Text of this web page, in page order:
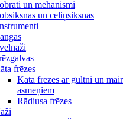
un mehānismi
un celiņsiksnas
frēzes
Kāta frēzes ar gultni un
asmeņiem
Rādiusa frēzes